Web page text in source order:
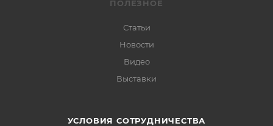
ПОЛЕЗНОЕ
Статьи
Новости
Видео
Выставки
УСЛОВИЯ СОТРУДНИЧЕСТВА